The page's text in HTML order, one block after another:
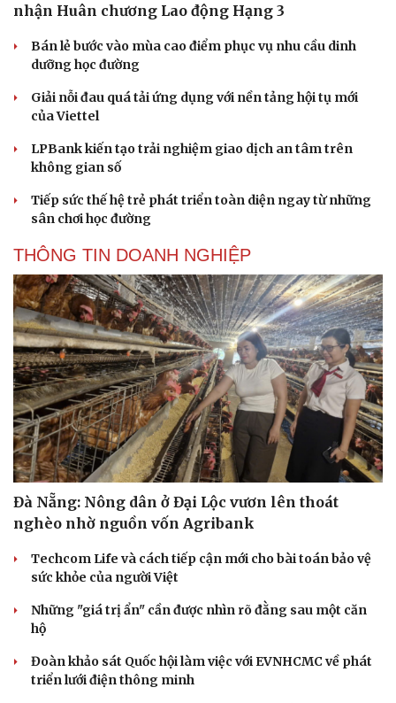
nhận Huân chương Lao động Hạng 3
Bán lẻ bước vào mùa cao điểm phục vụ nhu cầu dinh
dưỡng học đường
Giải nỗi đau quá tải ứng dụng với nền tảng hội tụ mới
của Viettel
LPBank kiến tạo trải nghiệm giao dịch an tâm trên
không gian số
Tiếp sức thế hệ trẻ phát triển toàn diện ngay từ những
sân chơi học đường
THÔNG TIN DOANH NGHIỆP
Đà Nẵng: Nông dân ở Đại Lộc vươn lên thoát
nghèo nhờ nguồn vốn Agribank
Techcom Life và cách tiếp cận mới cho bài toán bảo vệ
sức khỏe của người Việt
Những "giá trị ẩn" cần được nhìn rõ đằng sau một căn
hộ
Đoàn khảo sát Quốc hội làm việc với EVNHCMC về phát
triển lưới điện thông minh